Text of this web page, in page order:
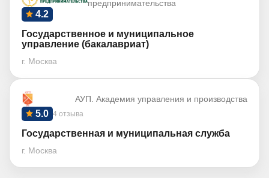
предпринимательства
4.2
Государственное и муниципальное
управление (бакалавриат)
г. Москва
АУП. Академия управления и производства
4 отзыва
5.0
Государственная и муниципальная служба
г. Москва